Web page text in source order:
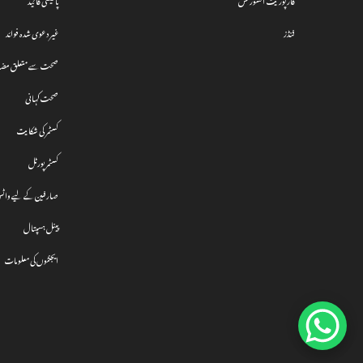
فنڈز
غیر دعوی شدہ فوائد
صحت سے متعلق
صحت کہانی
کسٹمر کی شکایت
کسٹمر پورٹل
صارفین کے لیے
پینل ہسپتال
ایجنٹوں کی معلومات